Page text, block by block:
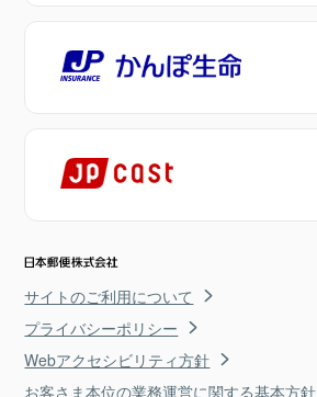
サイトのご利用について
プライバシーポリシー
Webアクセシビリティ方針
お客さま本位の業務運営に関する基本方針